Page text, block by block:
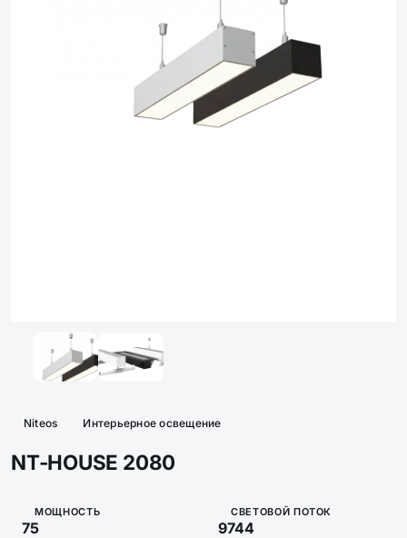
Niteos Интерьерное освещение
NT-HOUSE 2080
МОЩНОСТЬ
75
СВЕТОВОЙ ПОТОК
9744